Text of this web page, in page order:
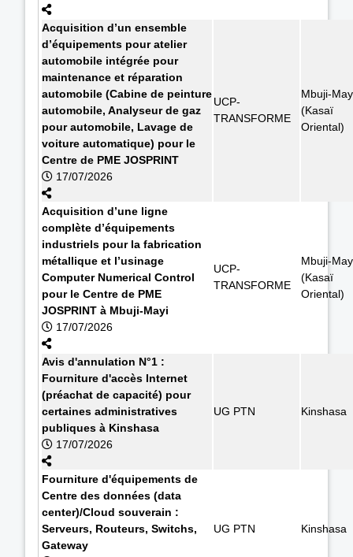
Acquisition d’un ensemble
d’équipements pour atelier
automobile intégrée pour
maintenance et réparation
automobile (Cabine de peinture
automobile, Analyseur de gaz
pour automobile, Lavage de
voiture automatique) pour le
Centre de PME JOSPRINT
17/07/2026
UCP-
TRANSFORME
Mbuji-
(Kasaï
Oriental)
Acquisition d’une ligne
complète d’équipements
industriels pour la fabrication
métallique et l’usinage
Computer Numerical Control
pour le Centre de PME
JOSPRINT à Mbuji-Mayi
17/07/2026
UCP-
TRANSFORME
Mbuji-
(Kasaï
Oriental)
Avis d'annulation N°1 :
Fourniture d'accès Internet
(préachat de capacité) pour
certaines administratives
publiques à Kinshasa
17/07/2026
UG PTN Kinshasa
Fourniture d'équipements de
Centre des données (data
center)/Cloud souverain :
Serveurs, Routeurs, Switchs,
Gateway
UG PTN Kinshasa